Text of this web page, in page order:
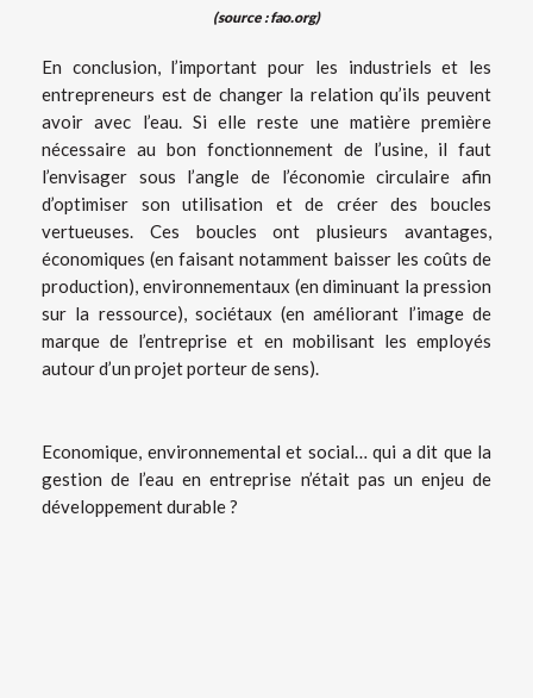
(source : fao.org)
En conclusion, l’important pour les industriels et les
entrepreneurs est de changer la relation qu’ils peuvent
avoir avec l’eau. Si elle reste une matière première
nécessaire au bon fonctionnement de l’usine, il faut
l’envisager sous l’angle de l’économie circulaire afin
d’optimiser son utilisation et de créer des boucles
vertueuses. Ces boucles ont plusieurs avantages,
économiques (en faisant notamment baisser les coûts de
production), environnementaux (en diminuant la pression
sur la ressource), sociétaux (en améliorant l’image de
marque de l’entreprise et en mobilisant les employés
autour d’un projet porteur de sens).
Economique, environnemental et social… qui a dit que la
gestion de l’eau en entreprise n’était pas un enjeu de
développement durable ?